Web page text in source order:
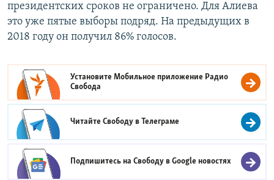
президентских сроков не ограничено. Для Алиева
это уже пятые выборы подряд. На предыдущих в
2018 году он получил 86% голосов.
Установите Мобильное приложение Радио
Свобода
Читайте Свободу вТелеграме
Подпишитесь на Свободу вGoogle новостях